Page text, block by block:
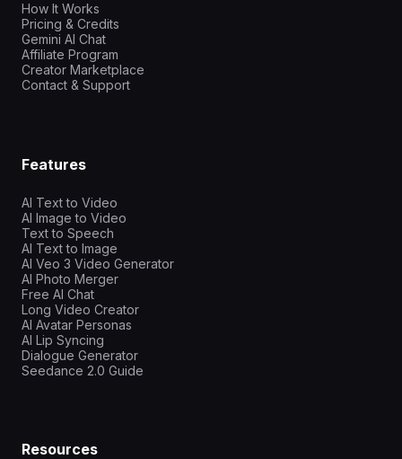
How It Works
Pricing & Credits
Gemini AI Chat
Affiliate Program
Creator Marketplace
Contact & Support
Features
AI Text to Video
AI Image to Video
Text to Speech
AI Text to Image
AI Veo 3 Video Generator
AI Photo Merger
Free AI Chat
Long Video Creator
AI Avatar Personas
AI Lip Syncing
Dialogue Generator
Seedance 2.0 Guide
Resources